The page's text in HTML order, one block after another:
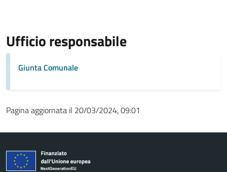
Ufficio responsabile
Giunta Comunale
Pagina aggiornata il 20/03/2024, 09:01